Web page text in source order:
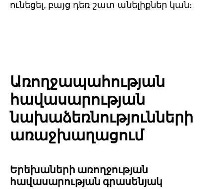
ունեցել, բայց դեռ շատ անելիքներ կան։
Առողջապահության
հավասարության
նախաձեռնությունների
առաջխաղացում
Երեխաների առողջության
հավասարության գրասենյակ